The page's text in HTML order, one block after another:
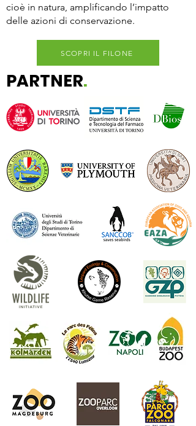
cioè in natura, amplificando l’impatto
delle azioni di conservazione.
SCOPRI IL FILONE
PARTNER.